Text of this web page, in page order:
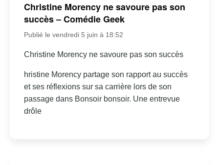
Christine Morency ne savoure pas son
succès – Comédie Geek
Publié le vendredi 5 juin à 18:52
Christine Morency ne savoure pas son succès
hristine Morency partage son rapport au succès
et ses réflexions sur sa carrière lors de son
passage dans Bonsoir bonsoir. Une entrevue
drôle